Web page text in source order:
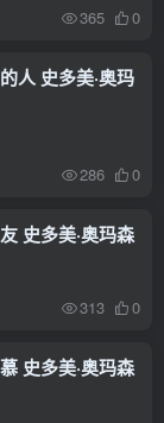
365 0
人 史多美·奥玛
286 0
史多美·奥玛森
313 0
史多美·奥玛森